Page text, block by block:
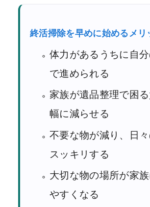
終活掃除を早めに始めるメリ
体力があるうちに自
で進められる
家族が遺品整理で困
幅に減らせる
不要な物が減り、日
スッキリする
大切な物の場所が家
やすくなる